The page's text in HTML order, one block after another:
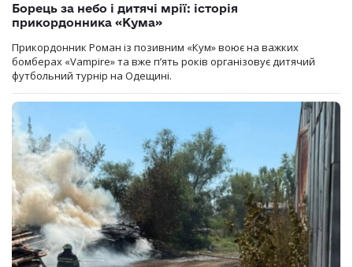
Борець за небо і дитячі мрії: історія
прикордонника «Кума»
Прикордонник Роман із позивним «Кум» воює на важких
бомберах «Vampire» та вже п’ять років організовує дитячий
футбольний турнір на Одещині.